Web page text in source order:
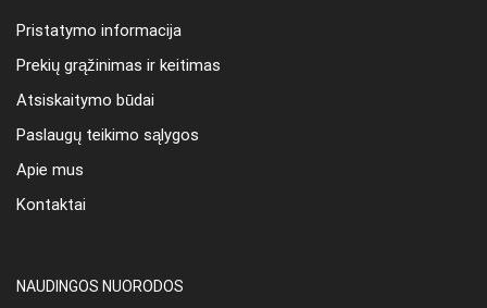
Pristatymo informacija
Prekių grąžinimas ir keitimas
Atsiskaitymo būdai
Paslaugų teikimo sąlygos
Apie mus
Kontaktai
NAUDINGOS NUORODOS